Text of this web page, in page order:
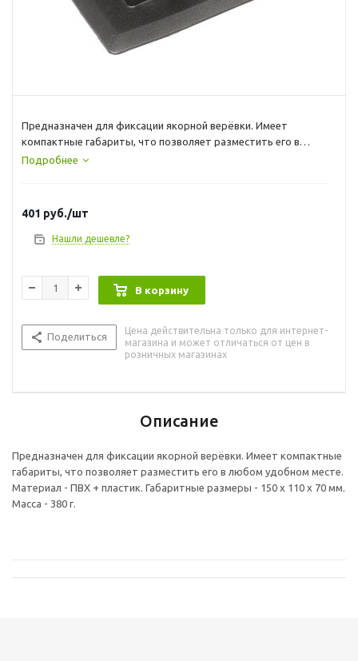
Предназначен для фиксации якорной верёвки. Имеет
компактные габариты, что позволяет разместить его в
любом удобном месте. Материал - ПВХ + пластик.
Подробнее
401 руб./шт
Нашли дешевле?
В корзину
Поделиться
Цена действительна только для интернет-
магазина и может отличаться от цен в
розничных магазинах
Описание
Предназначен для фиксации якорной верёвки. Имеет компактные
габариты, что позволяет разместить его в любом удобном месте.
Материал - ПВХ + пластик. Габаритные размеры - 150 х 110 х 70 мм.
Масса - 380 г.